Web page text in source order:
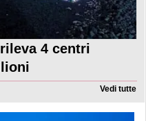
4 centri
Vedi tutte